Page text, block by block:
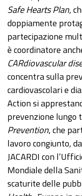
Safe Hearts Plan,
doppiamente
partecipazione
è coordinatore
CARdiovascular
concentra sulla
cardiovascolari e
Action si
prevenzione lungo
Prevention, che
lavoro congiunto,
JACARDI con
Mondiale della
scaturite delle